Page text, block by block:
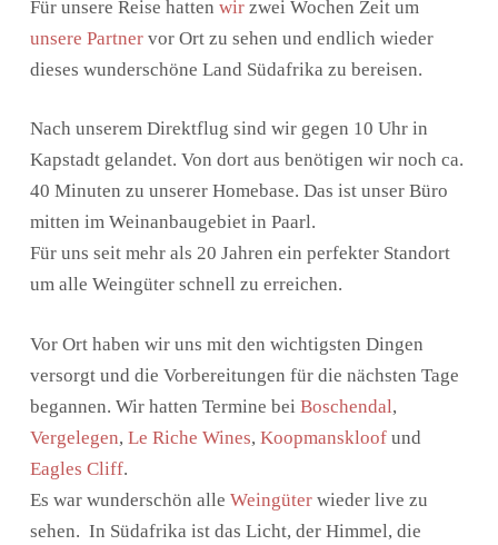
Für unsere Reise hatten wirzwei Wochen Zeit um
unsere Partnervor Ort zu sehen und endlich wieder
dieses wunderschöne Land Südafrika zu bereisen.
Nach unserem Direktflug sind wir gegen 10 Uhr in
Kapstadt gelandet. Von dort aus benötigen wir noch ca.
40 Minuten zu unserer Homebase. Das ist unser Büro
mitten im Weinanbaugebiet in Paarl.
Für uns seit mehr als 20 Jahren ein perfekter Standort
um alle Weingüter schnell zu erreichen.
Vor Ort haben wir uns mit den wichtigsten Dingen
versorgt und die Vorbereitungen für die nächsten Tage
begannen. Wir hatten Termine bei Boschendal,
Vergelegen, Le Riche Wines, Koopmanskloofund
Eagles Cliff.
Es war wunderschön alle Weingüterwieder live zu
sehen. In Südafrika ist das Licht, der Himmel, die